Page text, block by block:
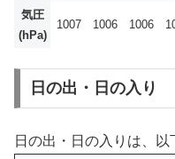
気圧
(hPa)
1007 1006 1006
日の出・日の入り
日の出・日の入りは、以